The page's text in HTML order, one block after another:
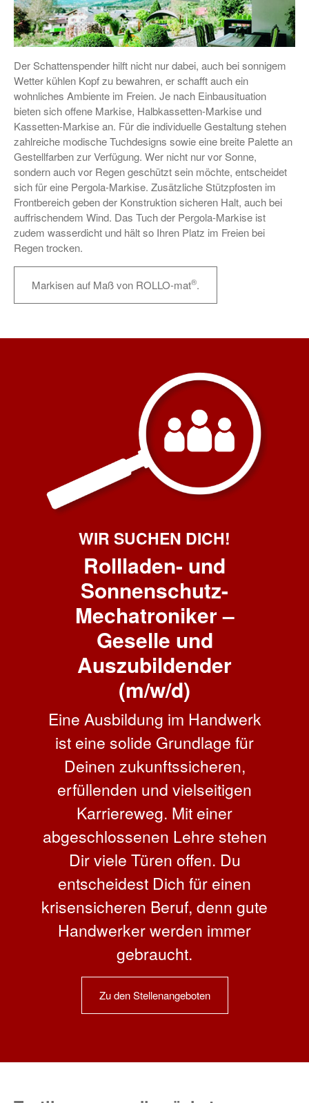
Der Schattenspender hilft nicht nur dabei, auch bei sonnigem
Wetter kühlen Kopf zu bewahren, er schafft auch ein
wohnliches Ambiente im Freien. Je nach Einbausituation
bieten sich offene Markise, Halbkassetten-Markise und
Kassetten-Markise an. Für die individuelle Gestaltung stehen
zahlreiche modische Tuchdesigns sowie eine breite Palette an
Gestellfarben zur Verfügung. Wer nicht nur vor Sonne,
sondern auch vor Regen geschützt sein möchte, entscheidet
sich für eine Pergola-Markise. Zusätzliche Stützpfosten im
Frontbereich geben der Konstruktion sicheren Halt, auch bei
auffrischendem Wind. Das Tuch der Pergola-Markise ist
zudem wasserdicht und hält so Ihren Platz im Freien bei
Regen trocken.
Markisen auf Maß von ROLLO-mat®.
WIR SUCHEN DICH!
Rollladen- und
Sonnenschutz-
Mechatroniker –
Geselle und
Auszubildender
(m/w/d)
Eine Ausbildung im Handwerk
ist eine solide Grundlage für
Deinen zukunftssicheren,
erfüllenden und vielseitigen
Karriereweg. Mit einer
abgeschlossenen Lehre stehen
Dir viele Türen offen. Du
entscheidest Dich für einen
krisensicheren Beruf, denn gute
Handwerker werden immer
gebraucht.
Zu den Stellenangeboten